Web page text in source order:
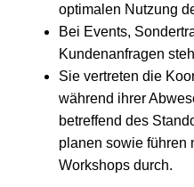
optimalen Nutzung
Bei Events,
Kundenanfragen
Sie vertreten die
während ihrer
betreffend des
planen sowie führen